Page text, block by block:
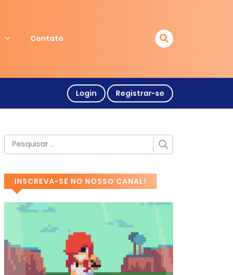
Contato
Login Registrar-se
INSCREVA-SE NO NOSSO CANAL!